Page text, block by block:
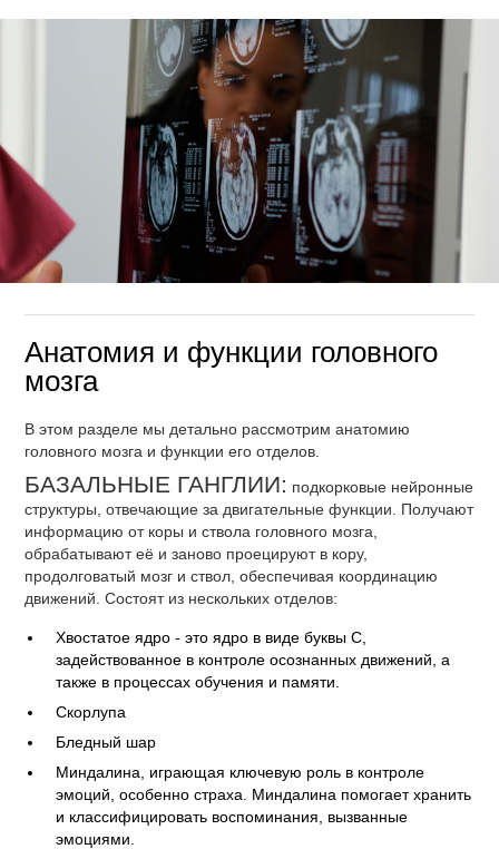
Анатомия и функции головного
мозга
В этом разделе мы детально рассмотрим анатомию
головного мозга и функции его отделов.
БАЗАЛЬНЫЕ ГАНГЛИИ: подкорковые нейронные
структуры, отвечающие за двигательные функции. Получают
информацию от коры и ствола головного мозга,
обрабатывают её и заново проецируют в кору,
продолговатый мозг и ствол, обеспечивая координацию
движений. Состоят из нескольких отделов:
Хвостатое ядро - это ядро в виде буквы С,
задействованное в контроле осознанных движений, а
также в процессах обучения и памяти.
Скорлупа
Бледный шар
Миндалина, играющая ключевую роль в контроле
эмоций, особенно страха. Миндалина помогает хранить
и классифицировать воспоминания, вызванные
эмоциями.